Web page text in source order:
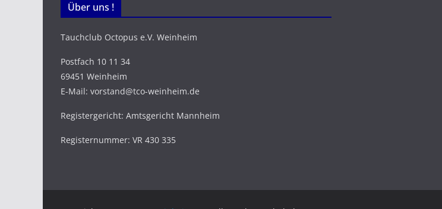
Über uns !
Tauchclub Octopus e.V. Weinheim
Postfach 10 11 34
69451 Weinheim
E-Mail: vorstand@tco-weinheim.de
Registergericht: Amtsgericht Mannheim
Registernummer: VR 430 335